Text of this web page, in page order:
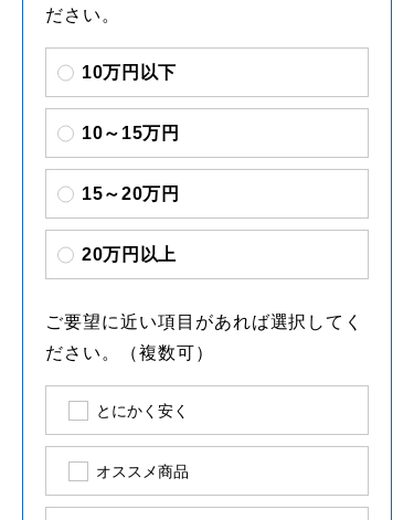
ださい。
10万円以下
10～15万円
15～20万円
20万円以上
ご要望に近い項目があれば選択してく
ださい。（複数可）
とにかく安く
オススメ商品